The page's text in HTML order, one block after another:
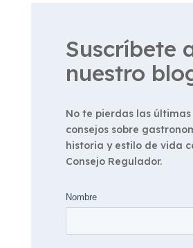
Suscríbete
nuestro
No te pierdas las
consejos sobre
historia y estilo de vida
Consejo Regulador.